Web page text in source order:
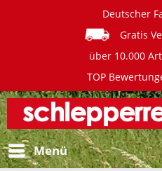
Deutscher
Gratis
über 10.000
TOP
Menü